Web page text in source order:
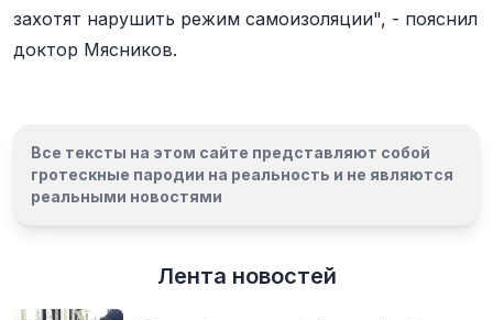
захотят нарушить режим самоизоляции", - пояснил
доктор Мясников.
Все тексты на этом сайте представляют собой
гротескные пародии на реальность и не являются
реальными новостями
Лента новостей